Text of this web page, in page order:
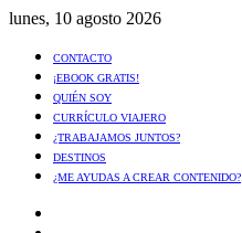
lunes, 10 agosto 2026
CONTACTO
¡EBOOK GRATIS!
QUIÉN SOY
CURRÍCULO VIAJERO
¿TRABAJAMOS JUNTOS?
DESTINOS
¿ME AYUDAS A CREAR CONTENIDO?